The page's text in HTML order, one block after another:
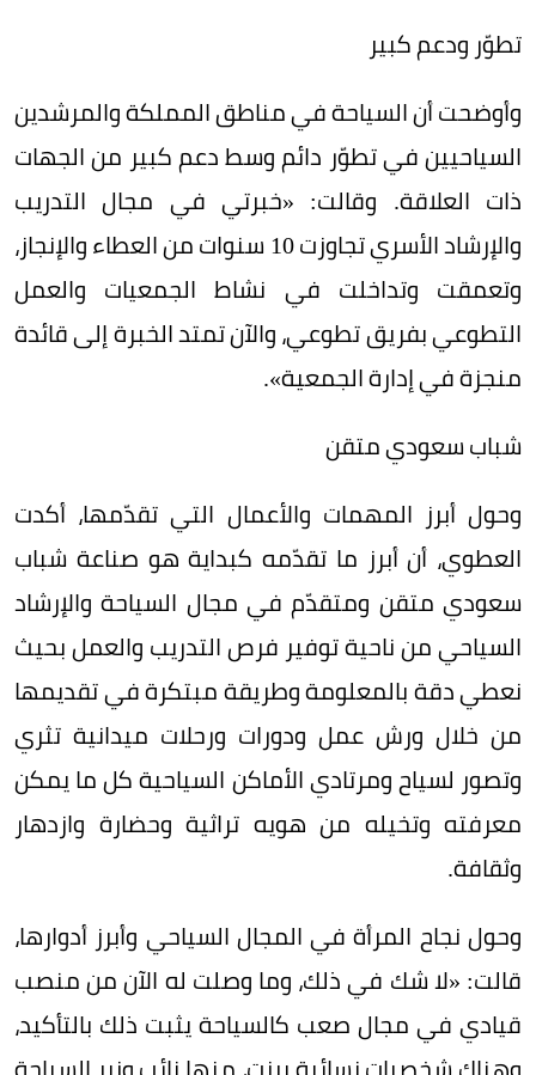
تطوّر ودعم كبير
وأوضحت أن السياحة في مناطق المملكة والمرشدين
السياحيين في تطوّر دائم وسط دعم كبير من الجهات
ذات العلاقة. وقالت: «خبرتي في مجال التدريب
والإرشاد الأسري تجاوزت 10 سنوات من العطاء والإنجاز،
وتعمقت وتداخلت في نشاط الجمعيات والعمل
التطوعي بفريق تطوعي، والآن تمتد الخبرة إلى قائدة
منجزة في إدارة الجمعية».
شباب سعودي متقن
وحول أبرز المهمات والأعمال التي تقدّمها، أكدت
العطوي، أن أبرز ما تقدّمه كبداية هو صناعة شباب
سعودي متقن ومتقدّم في مجال السياحة والإرشاد
السياحي من ناحية توفير فرص التدريب والعمل بحيث
نعطي دقة بالمعلومة وطريقة مبتكرة في تقديمها
من خلال ورش عمل ودورات ورحلات ميدانية تثري
وتصور لسياح ومرتادي الأماكن السياحية كل ما يمكن
معرفته وتخيله من هويه تراثية وحضارة وازدهار
وثقافة.
وحول نجاح المرأة في المجال السياحي وأبرز أدوارها،
قالت: «لا شك في ذلك، وما وصلت له الآن من منصب
قيادي في مجال صعب كالسياحة يثبت ذلك بالتأكيد،